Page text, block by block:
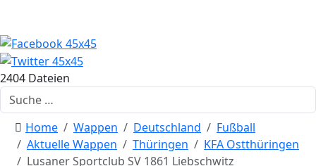
2404 Dateien
Suchen
Home Wappen Deutschland
Fußball
Aktuelle Wappen
Thüringen
KFA Ostthüringen
Lusaner Sportclub SV 1861 Liebschwitz